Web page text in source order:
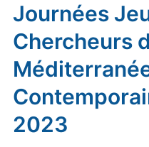
Journées
Chercheurs
2023